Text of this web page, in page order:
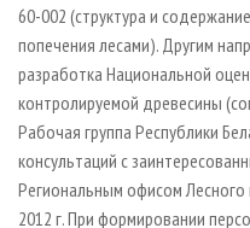
ИНСТРУМЕНТ И
БИБЛИОТЕКА
60-002 (структура и
попечения лесами). Другим
разработка Национальной
контролируемой древесины
Рабочая группа Республики
консультаций с
Региональным офисом Лесного
2012 г. При формировании